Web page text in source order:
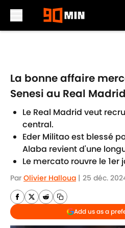
La bonne affaire
Senesi au Real Madrid
Le Real Madrid veut
central.
Eder Militao est blessé
Alaba revient d'une
Le mercato rouvre le 1er
Par Olivier Halloua | 25 déc.
Add us as a